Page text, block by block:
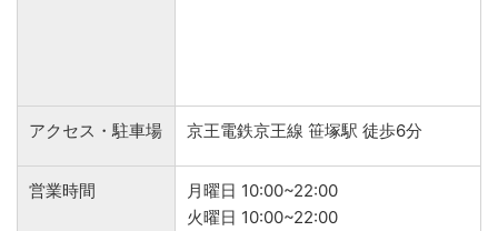
アクセス・駐車場 京王電鉄京王線 笹塚駅 徒歩6分
営業時間
月曜日 10:00~22:00
火曜日 10:00~22:00